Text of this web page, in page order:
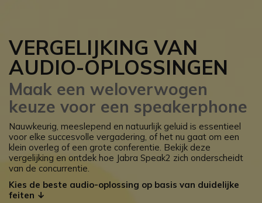
VERGELIJKING VAN
AUDIO-OPLOSSINGEN
Maak een weloverwogen
keuze voor een speakerphone
Nauwkeurig, meeslepend en natuurlijk geluid is essentieel
voor elke succesvolle vergadering, of het nu gaat om een
klein overleg of een grote conferentie. Bekijk deze
vergelijking en ontdek hoe Jabra Speak2 zich onderscheidt
van de concurrentie.
Kies de beste audio-oplossing op basis van duidelijke
feiten ↓